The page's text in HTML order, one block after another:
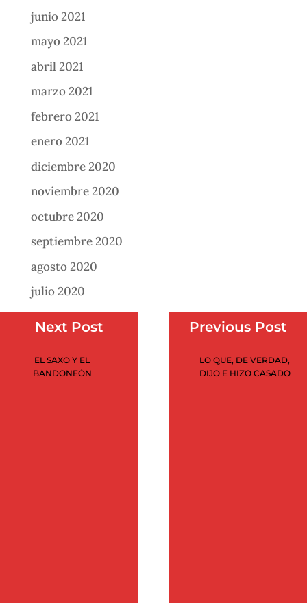
junio 2021
mayo 2021
abril 2021
marzo 2021
febrero 2021
enero 2021
diciembre 2020
noviembre 2020
octubre 2020
septiembre 2020
agosto 2020
julio 2020
junio 2020
abril 2020
Previous Post
LO QUE, DE VERDAD,
DIJO E HIZO CASADO
Next Post
EL SAXO Y EL
BANDONEÓN